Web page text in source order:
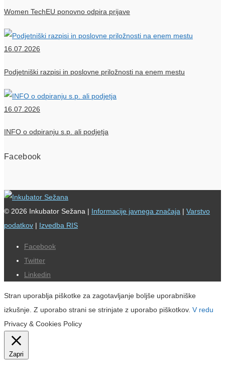
Women TechEU ponovno odpira prijave
16.07.2026
Podjetniški razpisi in poslovne priložnosti na enem mestu
16.07.2026
INFO o odpiranju s.p. ali podjetja
Facebook
© 2026 Inkubator Sežana | Informacije javnega značaja | Varstvo
podatkov | Izvedba RIS
Facebook
Twitter
Linkedin
Stran uporablja piškotke za zagotavljanje boljše uporabniške
izkušnje. Z uporabo strani se strinjate z uporabo piškotkov. V redu
Privacy & Cookies Policy
Zapri